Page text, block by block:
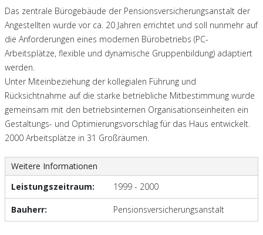
Das zentrale Bürogebäude der Pensionsversicherungsanstalt der
Angestellten wurde vor ca. 20 Jahren errichtet und soll nunmehr auf
die Anforderungen eines modernen Bürobetriebs (PC-
Arbeitsplätze, flexible und dynamische Gruppenbildung) adaptiert
werden.
Unter Miteinbeziehung der kollegialen Führung und
Rücksichtnahme auf die starke betriebliche Mitbestimmung wurde
gemeinsam mit den betriebsinternen Organisationseinheiten ein
Gestaltungs- und Optimierungsvorschlag für das Haus entwickelt.
2000 Arbeitsplätze in 31 Großräumen.
Weitere Informationen
Leistungszeitraum:
1999 - 2000
Bauherr: Pensionsversicherungsanstalt